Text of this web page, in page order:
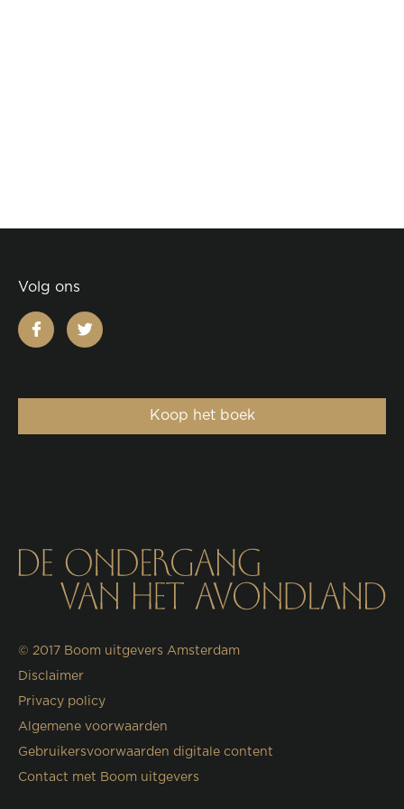
Volg ons
facebooktwitter
Koop het boek
© 2017 Boom uitgevers Amsterdam
Disclaimer
Privacy policy
Algemene voorwaarden
Gebruikersvoorwaarden digitale content
Contact met Boom uitgevers